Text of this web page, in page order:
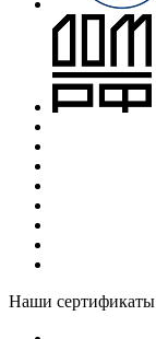
Наши сертификаты